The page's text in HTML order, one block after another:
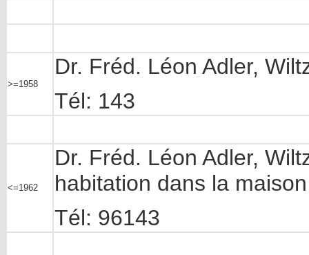
>=1958
Dr. Fréd. Léon Adler,
Tél: 143
<=1962
Dr. Fréd. Léon Adler,
habitation dans la
Tél: 96143